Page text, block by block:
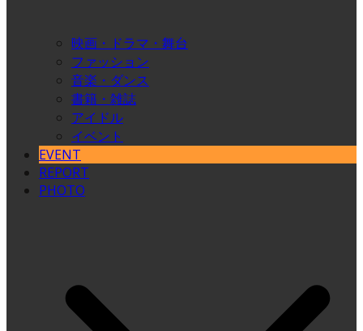
映画・ドラマ・舞台
ファッション
音楽・ダンス
書籍・雑誌
アイドル
イベント
EVENT
REPORT
PHOTO